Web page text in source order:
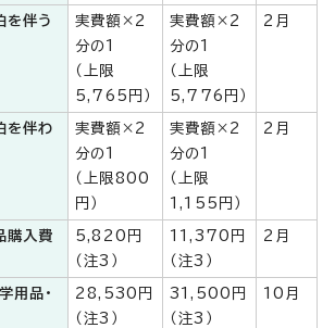
を伴う
実費額×2
分の1
（上限
5,765円）
実費額×2
分の1
（上限
5,776円）
2月
を伴わ
実費額×2
分の1
（上限800
円）
実費額×2
分の1
（上限
1,155円）
2月
購入費
5,820円
（注3）
11,370円
（注3）
2月
用品・
28,530円
（注3）
31,500円
（注3）
10月